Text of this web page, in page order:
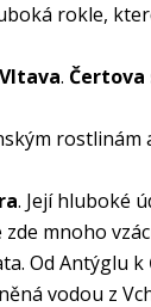
rokle,
Vltava. Čertova
. Její hluboké
mnoho
Od Antýglu k
vodou z